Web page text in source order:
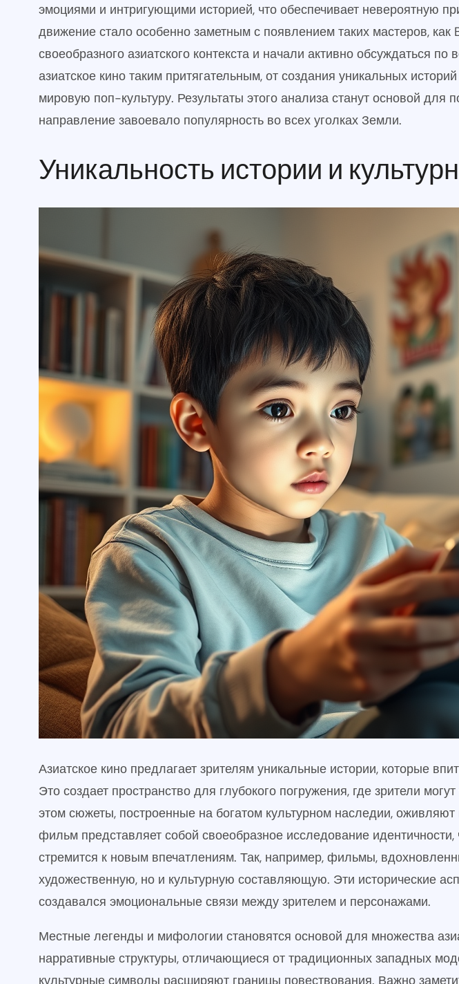
эмоциями и интригующими историей, что обеспечивает невероятную
движение стало особенно заметным с появлением таких мастеров,
своеобразного азиатского контекста и начали активно обсуждаться
азиатское кино таким притягательным, от создания уникальных
мировую поп-культуру. Результаты этого анализа станут основой для
направление завоевало популярность во всех уголках Земли.
Уникальность истории и
Азиатское кино предлагает зрителям уникальные истории, которые
Это создает пространство для глубокого погружения, где зрители
этом сюжеты, построенные на богатом культурном наследии,
фильм представляет собой своеобразное исследование
стремится к новым впечатлениям. Так, например, фильмы,
художественную, но и культурную составляющую. Эти исторические
создавался эмоциональные связи между зрителем и персонажами.
Местные легенды и мифологии становятся основой для множества
нарративные структуры, отличающиеся от традиционных западных
культурные символы расширяют границы повествования. Важно